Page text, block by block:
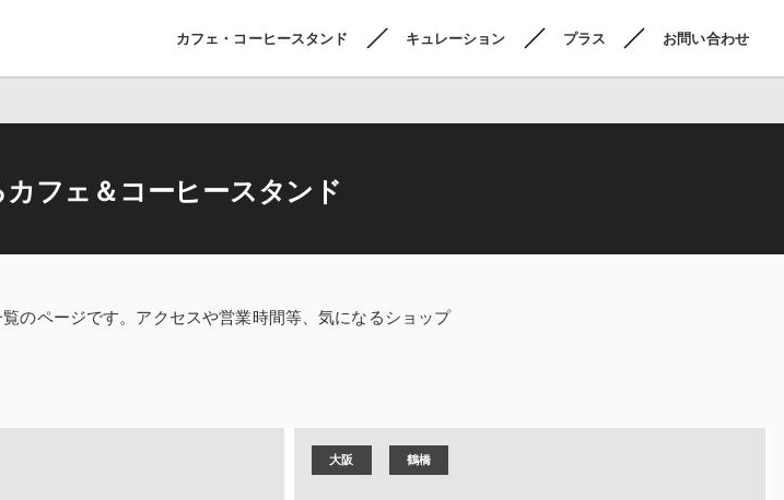
カフェ・コーヒースタンド キュレーション プラス お問い合わせ
フェ＆コーヒースタンド
のページです。アクセスや営業時間等、気になるショップ
大阪 鶴橋